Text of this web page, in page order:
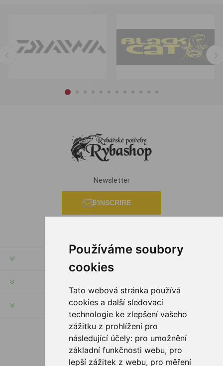
Používáme soubory
cookies
Tato webová stránka používá
cookies a další sledovací
technologie ke zlepšení vašeho
zážitku z prohlížení pro
následující účely: pro umožnění
základní funkčnosti webu, pro
lepší zážitek z webu, pro měření
Newsletter
S'INSCRIRE
SERVICES
SUIVEZ NOUS